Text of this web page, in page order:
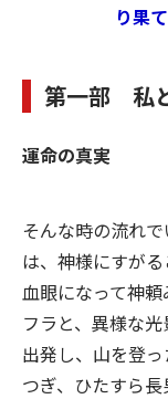
り果
第一部 私
運命の真実
そんな時の流れ
は、神様にすが
血眼になって神
フラと、異様な
出発し、山を登
つぎ、ひたすら